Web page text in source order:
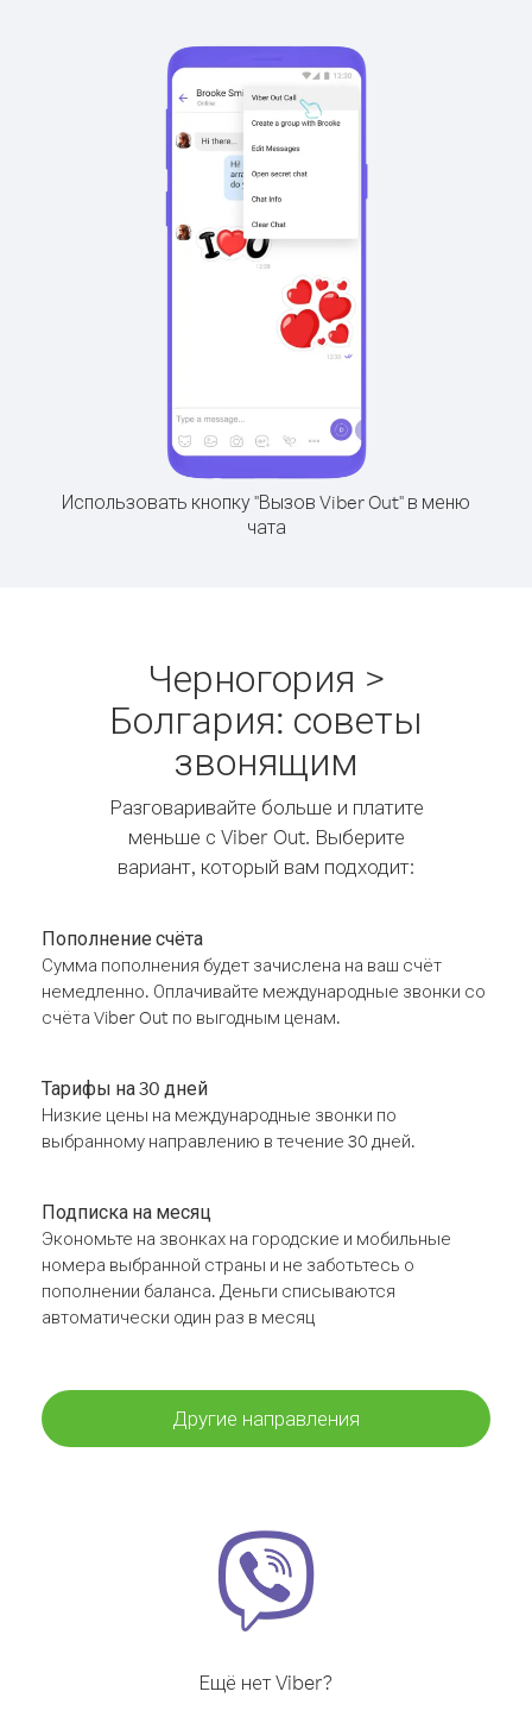
Использовать кнопку "Вызов Viber Out" в меню
чата
Черногория >
Болгария: советы
звонящим
Разговаривайте больше и платите
меньше с Viber Out. Выберите
вариант, который вам подходит:
Пополнение счёта
Сумма пополнения будет зачислена на ваш счёт
немедленно. Оплачивайте международные звонки со
счёта Viber Out по выгодным ценам.
Тарифы на 30 дней
Низкие цены на международные звонки по
выбранному направлению в течение 30 дней.
Подписка на месяц
Экономьте на звонках на городские и мобильные
номера выбранной страны и не заботьтесь о
пополнении баланса. Деньги списываются
автоматически один раз в месяц
Другие направления
Ещё нет Viber?